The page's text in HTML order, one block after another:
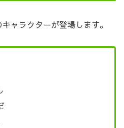
ャラクターが登場します。